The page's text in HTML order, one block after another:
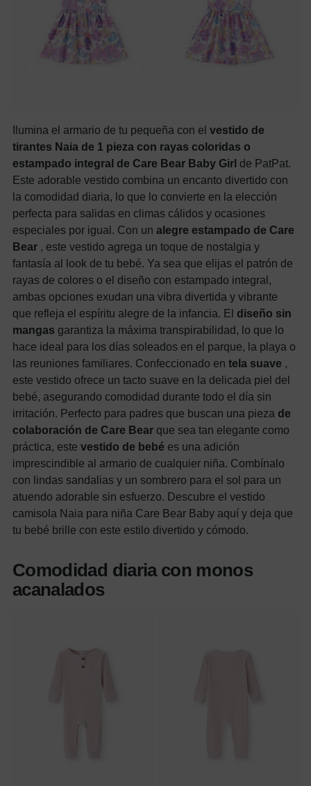
Ilumina el armario de tu pequeña con el vestido de
tirantes Naia de 1 pieza con rayas coloridas o
estampado integral de Care Bear Baby Girl de PatPat.
Este adorable vestido combina un encanto divertido con
la comodidad diaria, lo que lo convierte en la elección
perfecta para salidas en climas cálidos y ocasiones
especiales por igual. Con un alegre estampado de Care
Bear , este vestido agrega un toque de nostalgia y
fantasía al look de tu bebé. Ya sea que elijas el patrón de
rayas de colores o el diseño con estampado integral,
ambas opciones exudan una vibra divertida y vibrante
que refleja el espíritu alegre de la infancia. El diseño sin
mangas garantiza la máxima transpirabilidad, lo que lo
hace ideal para los días soleados en el parque, la playa o
las reuniones familiares. Confeccionado en tela suave ,
este vestido ofrece un tacto suave en la delicada piel del
bebé, asegurando comodidad durante todo el día sin
irritación. Perfecto para padres que buscan una pieza de
colaboración de Care Bear que sea tan elegante como
práctica, este vestido de bebé es una adición
imprescindible al armario de cualquier niña. Combínalo
con lindas sandalias y un sombrero para el sol para un
atuendo adorable sin esfuerzo. Descubre el vestido
camisola Naia para niña Care Bear Baby aquí y deja que
tu bebé brille con este estilo divertido y cómodo.
Comodidad diaria con monos
acanalados